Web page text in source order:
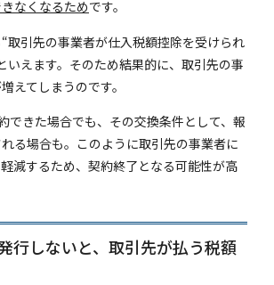
なくなるためです。
取引先の事業者が仕入税額控除を受けられ
いえます。そのため結果的に、取引先の事
えてしまうのです。
できた場合でも、その交換条件として、報
る場合も。このように取引先の事業者に
減するため、契約終了となる可能性が高
行しないと、取引先が払う税額